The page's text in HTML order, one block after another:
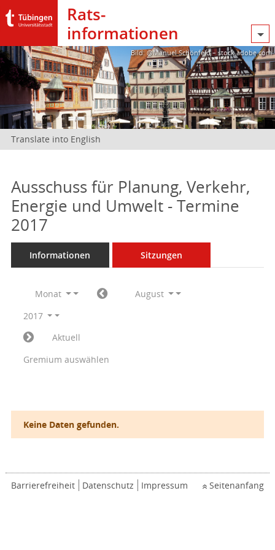
Rats­
informationen
Bild: @Manuel Schönfeld – stock.adobe.com
Translate into English
Ausschuss für Planung, Verkehr,
Energie und Umwelt - Termine
2017
Informationen Sitzungen
Monat
August
2017
Aktuell
Gremium auswählen
Keine Daten gefunden.
Barrierefreiheit Datenschutz Impressum Seitenanfang